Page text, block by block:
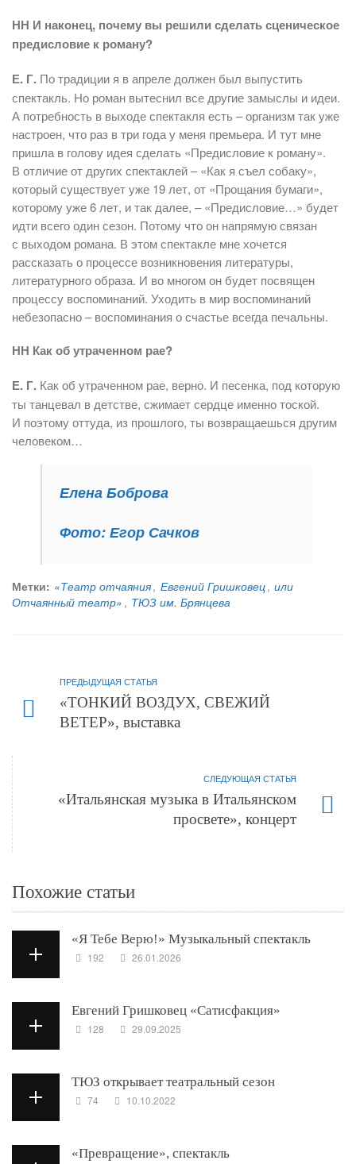
НН И наконец, почему вы решили сделать сценическое
предисловие к роману?
Е. Г. По традиции я в апреле должен был выпустить
спектакль. Но роман вытеснил все другие замыслы и идеи.
А потребность в выходе спектакля есть – организм так уже
настроен, что раз в три года у меня премьера. И тут мне
пришла в голову идея сделать «Предисловие к роману».
В отличие от других спектаклей – «Как я съел собаку»,
который сущест­вует уже 19 лет, от «Прощания бумаги»,
которому уже 6 лет, и так далее, – «Предисловие…» будет
идти всего один сезон. Потому что он напрямую связан
с выходом романа. В этом спектакле мне хочется
рассказать о процессе возникновения литературы,
литературного образа. И во многом он будет посвящен
процессу воспоминаний. Уходить в мир воспоминаний
небезопасно – воспоминания о счастье всегда печальны.
НН Как об утраченном рае?
Е. Г. Как об утраченном рае, верно. И песенка, под которую
ты танцевал в детстве, сжимает сердце именно тоской.
И поэтому оттуда, из прошлого, ты возвращаешься другим
человеком…
Елена Боброва
Фото: Егор Сачков
Метки: «Театр отчаяния, Евгений Гришковец, или
Отчаянный театр» , ТЮЗ им. Брянцева
ПРЕДЫДУЩАЯ СТАТЬЯ
«ТОНКИЙ ВОЗДУХ, СВЕЖИЙ
ВЕТЕР», выставка
СЛЕДУЮЩАЯ СТАТЬЯ
«Итальянская музыка в Итальянском
просвете», концерт
Похожие статьи
«Я Тебе Верю!» Музыкальный спектакль
192 26.01.2026
Евгений Гришковец «Сатисфакция»
128 29.09.2025
ТЮЗ открывает театральный сезон
74 10.10.2022
«Превращение», спектакль